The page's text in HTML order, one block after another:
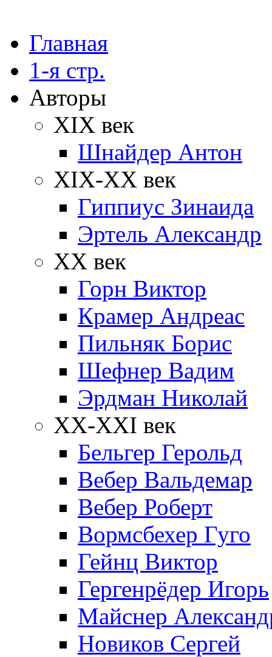
Главная
1-я стр.
Авторы
XIX век
Шнайдер Антон
XIX-XX век
Гиппиус Зинаида
Эртель Александр
XX век
Горн Виктор
Крамер Андреас
Пильняк Борис
Шефнер Вадим
Эрдман Николай
ХХ-XXI век
Бельгер Герольд
Вебер Вальдемар
Вебер Роберт
Вормсбехер Гуго
Гейнц Виктор
Гергенрёдер Игорь
Майснер
Новиков Сергей